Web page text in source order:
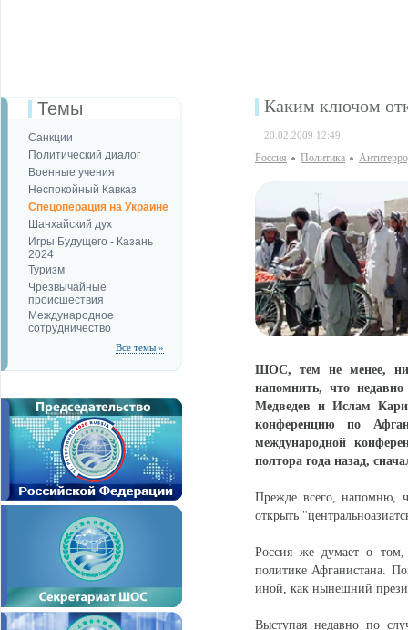
Темы
Санкции
Политический диалог
Военные учения
Неспокойный Кавказ
Спецоперация на Украине
Шанхайский дух
Игры Будущего - Казань
2024
Туризм
Чрезвычайные
происшествия
Международное
сотрудничество
Все темы »
Каким ключом
20.02.2009 12:49
Россия Политика
ШОС, тем не менее,
напомнить, что
Медведев и Ислам
конференцию по
международной
полтора года назад,
Прежде всего, напомню,
открыть
Россия же думает о
политике Афганистана.
иной, как нынешний
Выступая недавно по